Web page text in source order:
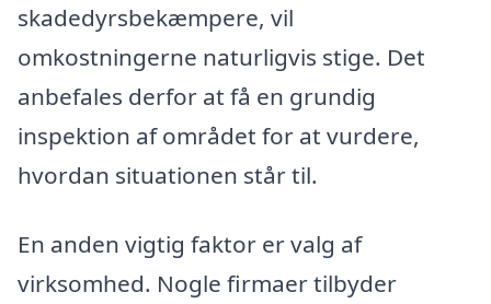
skadedyrsbekæmpere, vil
omkostningerne naturligvis stige. Det
anbefales derfor at få en grundig
inspektion af området for at vurdere,
hvordan situationen står til.
En anden vigtig faktor er valg af
virksomhed. Nogle firmaer tilbyder